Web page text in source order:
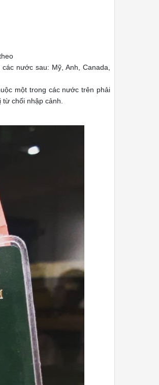
nước sau: Mỹ, Anh, Canada,
một trong các nước trên phải
chối nhập cảnh.